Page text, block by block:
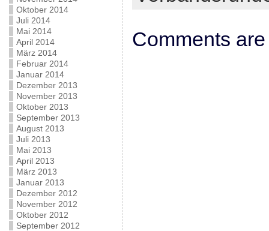
Oktober 2014
Juli 2014
Mai 2014
April 2014
März 2014
Februar 2014
Januar 2014
Dezember 2013
November 2013
Oktober 2013
September 2013
August 2013
Juli 2013
Mai 2013
April 2013
März 2013
Januar 2013
Dezember 2012
November 2012
Oktober 2012
September 2012
Comments